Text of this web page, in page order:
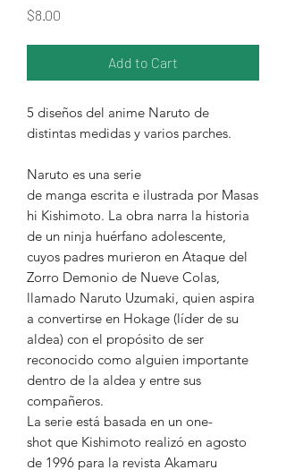
$8.00
Add to Cart
5 diseños del anime Naruto de
distintas medidas y varios parches.
Naruto es una serie
de manga escrita e ilustrada por Masas
hi Kishimoto. La obra narra la historia
de un ninja huérfano adolescente,
cuyos padres murieron en Ataque del
Zorro Demonio de Nueve Colas,
llamado Naruto Uzumaki, quien aspira
a convertirse en Hokage (líder de su
aldea) con el propósito de ser
reconocido como alguien importante
dentro de la aldea y entre sus
compañeros.
La serie está basada en un one-
shot que Kishimoto realizó en agosto
de 1996 para la revista Akamaru